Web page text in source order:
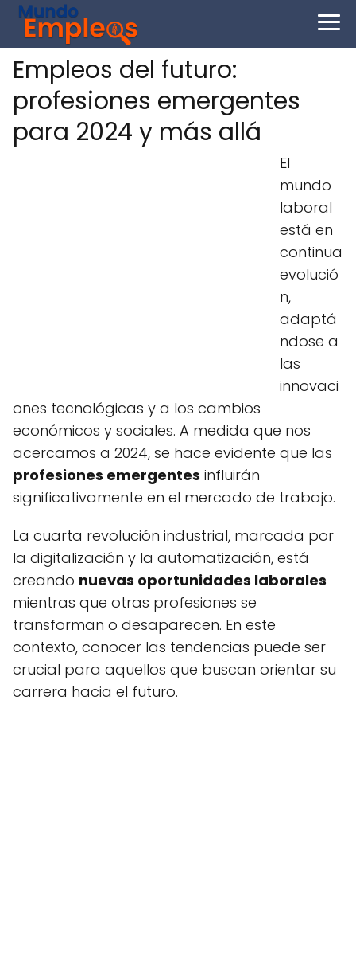
Empleos del futuro:
profesiones emergentes
para 2024 y más allá
El
mundo
laboral
está en
continua
evolució
n,
adaptá
ndose a
las
innovaci
ones tecnológicas y a los cambios
económicos y sociales. A medida que nos
acercamos a 2024, se hace evidente que las
profesiones emergentes influirán
significativamente en el mercado de trabajo.
La cuarta revolución industrial, marcada por
la digitalización y la automatización, está
creando nuevas oportunidades laborales
mientras que otras profesiones se
transforman o desaparecen. En este
contexto, conocer las tendencias puede ser
crucial para aquellos que buscan orientar su
carrera hacia el futuro.